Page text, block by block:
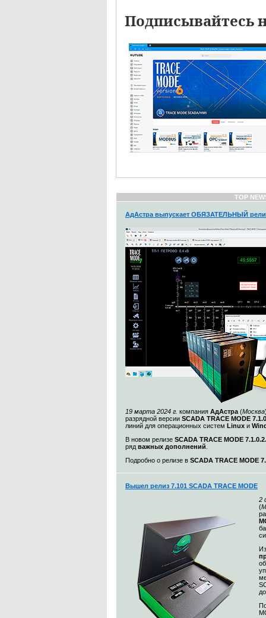
Подписывайтесь
TOP
АдАстра выпускает ОБЯЗАТЕЛЬНЫЙ релиз
19 марта 2024 г. компания АдАстра (Москва
разрядной версии SCADA TRACE MODE
линий для операционных систем Linux и
В новом релизе SCADA TRACE MODE 7.1.0.2.
ряд важных дополнений
Подробно о релизе в SCADA TRACE MODE
Вышел релиз 7.101 SCADA TRACE MODE
2
(